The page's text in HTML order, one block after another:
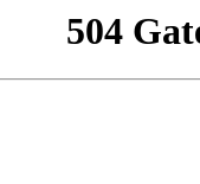
504